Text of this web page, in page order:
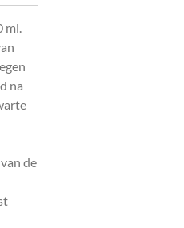
na
de